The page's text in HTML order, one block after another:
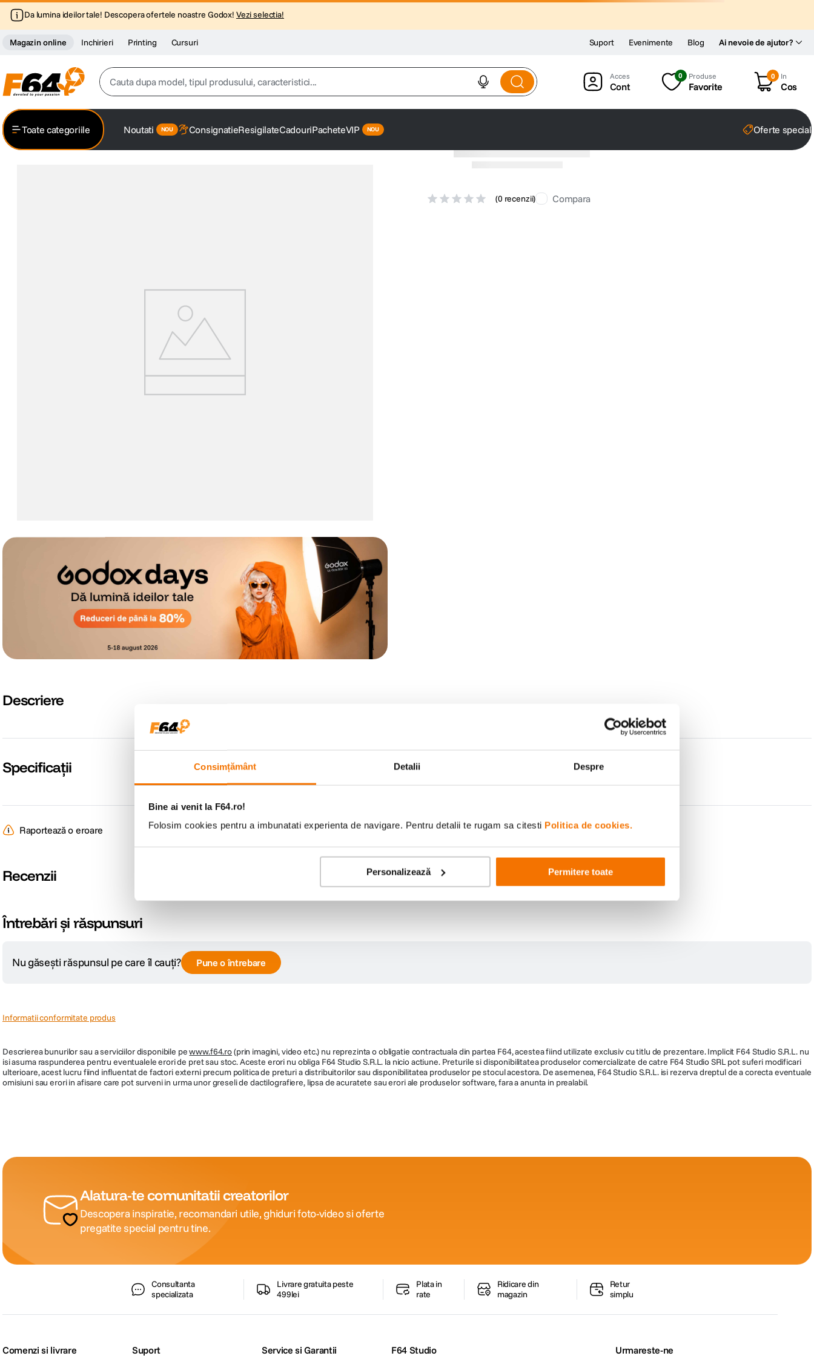
Consimțământ Detalii Despre
Bine ai venit la F64.ro!
Folosim cookies pentru a imbunatati experienta de navigare. Pentru detalii te rugam sa citesti Politica de cookies.
Personalizează Permitere toate
Da lumina ideilor tale! Descopera ofertele noastre Godox! Vezi selectia!
Magazin online Inchirieri Printing Cursuri Ai nevoie de ajutor?
Suport Evenimente Blog
Cauta dupa model, tipul produsului, caracteristici...
lavaliera
card memorie
dji mic mini
Cont
0 Produse
Favorite
0 In
Cos
Toate categoriile Noutati ConsignatieResigilateCadouriPacheteVIP Oferte
(0 recenzii) Compara
Descriere
Specificații
Raportează o eroare
Recenzii
Întrebări și răspunsuri
Nu găsești răspunsul pe care îl cauți? Pune o întrebare
Informatii conformitate produs
Descrierea bunurilor sau a serviciilor disponibile pewww.f64.ro(prin imagini, video etc.) nu reprezinta o obligatie contractuala din partea F64, acestea fiind utilizate exclusiv cu titlu de prezentare. Implicit F64 Studio S.R.L. nu
isi asuma raspunderea pentru eventualele erori de pret sau stoc. Aceste erori nu obliga F64 Studio S.R.L. la nicio actiune. Preturile si disponibilitatea produselor comercializate de catre F64 Studio SRL pot suferi modificari
ulterioare, acest lucru fiind influentat de factori externi precum politica de preturi a distribuitorilor sau disponibilitatea produselor pe stocul acestora. De asemenea, F64 Studio S.R.L. isi rezerva dreptul de a corecta eventuale
omisiuni sau erori in afisare care pot surveni in urma unor greseli de dactilografiere, lipsa de acuratete sau erori ale produselor software, fara a anunta in prealabil.
Alatura-te comunitatii creatorilor
Descopera inspiratie, recomandari utile, ghiduri foto-video si oferte
pregatite special pentru tine.
Consultanta
specializata
Livrare gratuita peste
499lei
Plata in
rate
Ridicare din
magazin
Retur
simplu
Comenzi si livrare Suport Service si Garantii F64 Studio Urmareste-ne